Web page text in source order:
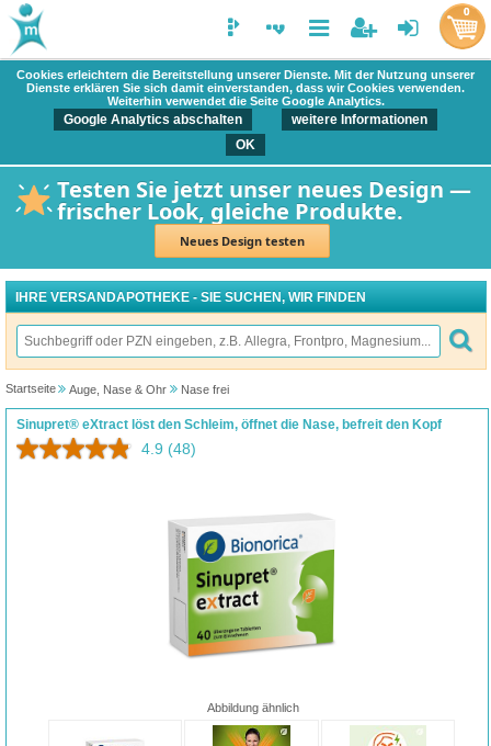
Cookies erleichtern die Bereitstellung unserer Dienste. Mit der Nutzung unserer
Dienste erklären Sie sich damit einverstanden, dass wir Cookies verwenden.
Weiterhin verwendet die Seite Google Analytics.
Google Analytics abschalten
weitere Informationen
OK
Testen Sie jetzt unser neues Design —
frischer Look, gleiche Produkte.
Neues Design testen
0
IHRE VERSANDAPOTHEKE - SIE SUCHEN, WIR FINDEN
Startseite Auge, Nase & Ohr Nase frei
Sinupret® eXtract löst den Schleim, öffnet die Nase, befreit den Kopf
4.9 (48)
Abbildung ähnlich